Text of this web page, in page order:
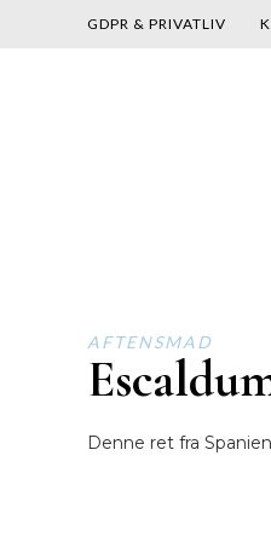
GDPR & PRIVATLIV
AFTENSMAD
Denne ret fra